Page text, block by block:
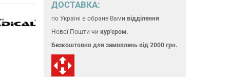
ДОСТАВКА:
по Україні в обране Вами відділення
Нової Пошти чи кур'єром.
Безкоштовно для замовленьвід 2000 грн.